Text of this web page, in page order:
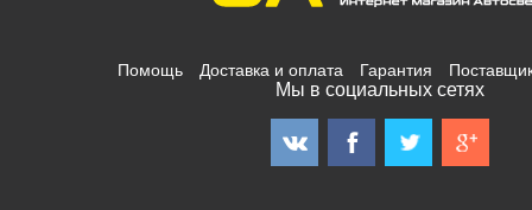
Помощь Доставка и оплата Гарантия
Мы в социальных сетях